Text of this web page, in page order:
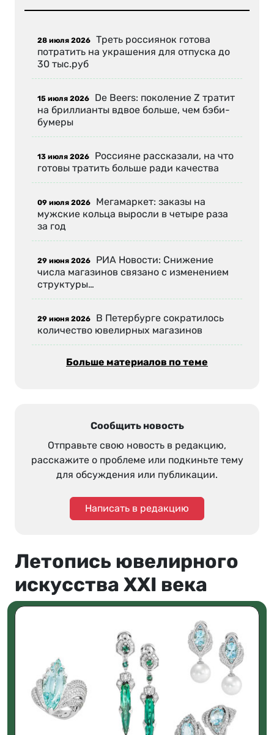
28 июля 2026 Треть россиянок готова
потратить на украшения для отпуска до
30 тыс.руб
15 июля 2026 De Beers: поколение Z тратит
на бриллианты вдвое больше, чем бэби-
бумеры
13 июля 2026 Россияне рассказали, на что
готовы тратить больше ради качества
09 июля 2026 Мегамаркет: заказы на
мужские кольца выросли в четыре раза
за год
29 июня 2026 РИА Новости: Снижение
числа магазинов связано с изменением
структуры…
29 июня 2026 В Петербурге сократилось
количество ювелирных магазинов
Больше материалов по теме
Сообщить новость
Отправьте свою новость в редакцию,
расскажите о проблеме или подкиньте тему
для обсуждения или публикации.
Написать в редакцию
Летопись ювелирного
искусства XXI века